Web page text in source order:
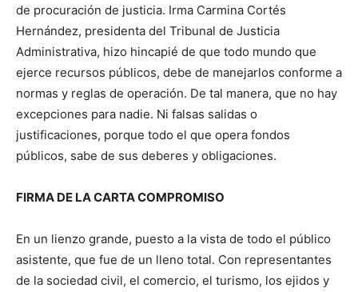
de procuración de justicia. Irma Carmina Cortés
Hernández, presidenta del Tribunal de Justicia
Administrativa, hizo hincapié de que todo mundo que
ejerce recursos públicos, debe de manejarlos conforme a
normas y reglas de operación. De tal manera, que no hay
excepciones para nadie. Ni falsas salidas o
justificaciones, porque todo el que opera fondos
públicos, sabe de sus deberes y obligaciones.
FIRMA DE LA CARTA COMPROMISO
En un lienzo grande, puesto a la vista de todo el público
asistente, que fue de un lleno total. Con representantes
de la sociedad civil, el comercio, el turismo, los ejidos y